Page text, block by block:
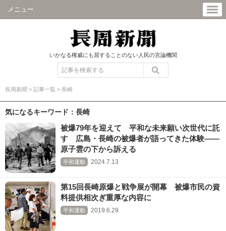
メニュー
いかなる権威にも屈することのない人民の言論機関
長周新聞 > 記事一覧 > 長崎
気になるキーワード：長崎
被爆79年を迎えて 平和な未来願い次世代に託
す 広島・長崎の被爆者が語ってきた体験――
原子雲の下から訴える
平和運動 2024.7.13
第15回長崎原爆と戦争展が開幕 被爆市民の資
料提供相次ぎ重厚な内容に
平和運動 2019.6.29